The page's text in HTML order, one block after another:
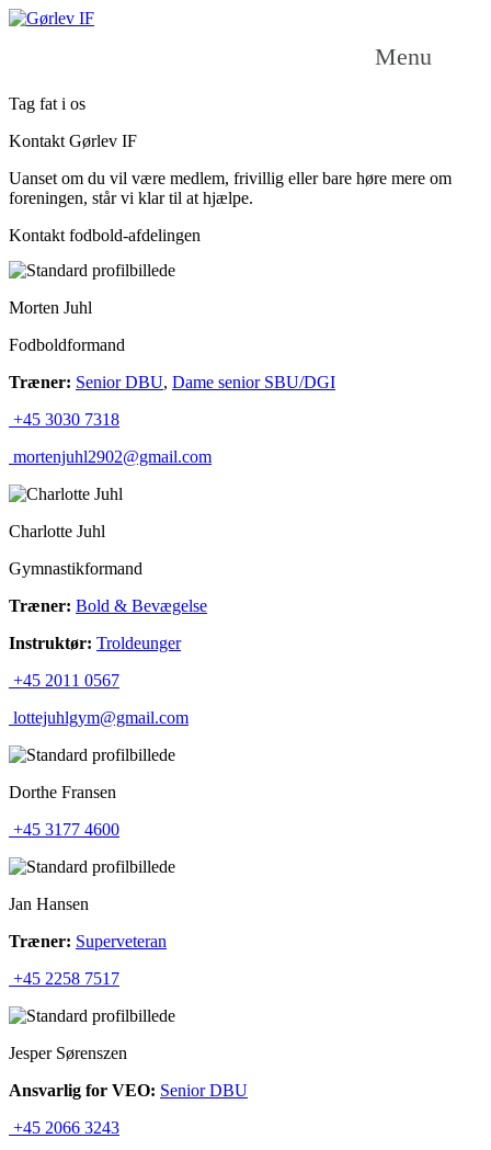
Menu
Tag fat i os
Kontakt Gørlev IF
Uanset om du vil være medlem, frivillig eller bare høre mere om
foreningen, står vi klar til at hjælpe.
Kontakt fodbold-afdelingen
Morten Juhl
Fodboldformand
Træner: Senior DBU, Dame senior SBU/DGI
+45 3030 7318
mortenjuhl2902@gmail.com
Charlotte Juhl
Gymnastikformand
Træner: Bold & Bevægelse
Instruktør: Troldeunger
+45 2011 0567
lottejuhlgym@gmail.com
Dorthe Fransen
+45 3177 4600
Jan Hansen
Træner: Superveteran
+45 2258 7517
Jesper Sørenszen
Ansvarlig for VEO: Senior DBU
+45 2066 3243